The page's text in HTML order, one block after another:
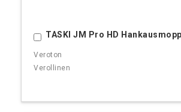
TASKI JM Pro HD
Ostoskoriin